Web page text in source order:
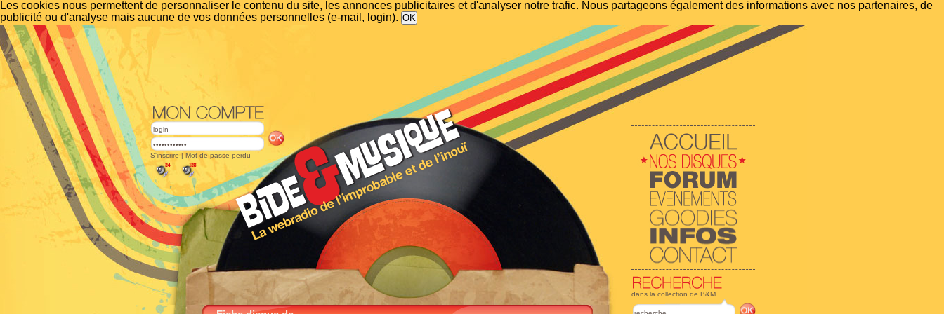
Les cookies nous permettent de personnaliser le contenu du site, les annonces publicitaires et d'analyser notre trafic. Nous partageons également des informations avec nos partenaires, de
publicité ou d'analyse mais aucune de vos données personnelles (e-mail, login).
dans la collection de B&M
S'inscrire | Mot de passe perdu